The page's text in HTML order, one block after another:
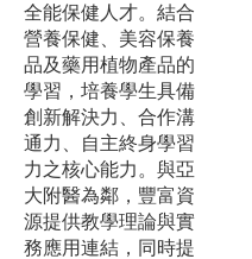
全能保健人才。結合
營養保健、美容保養
品及藥用植物產品的
學習，培養學生具備
創新解決力、合作溝
通力、自主終身學習
力之核心能力。與亞
大附醫為鄰，豐富資
源提供教學理論與實
務應用連結，同時提